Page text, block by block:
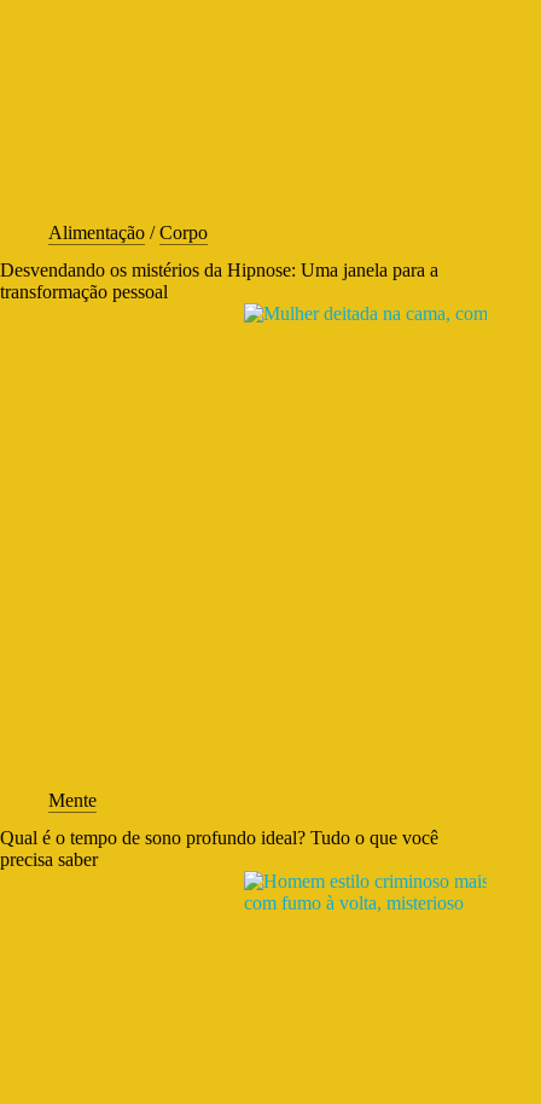
Alimentação /Corpo
Desvendando os mistérios da Hipnose: Uma janela para a
transformação pessoal
Mente
Qual é o tempo de sono profundo ideal? Tudo o que você
precisa saber